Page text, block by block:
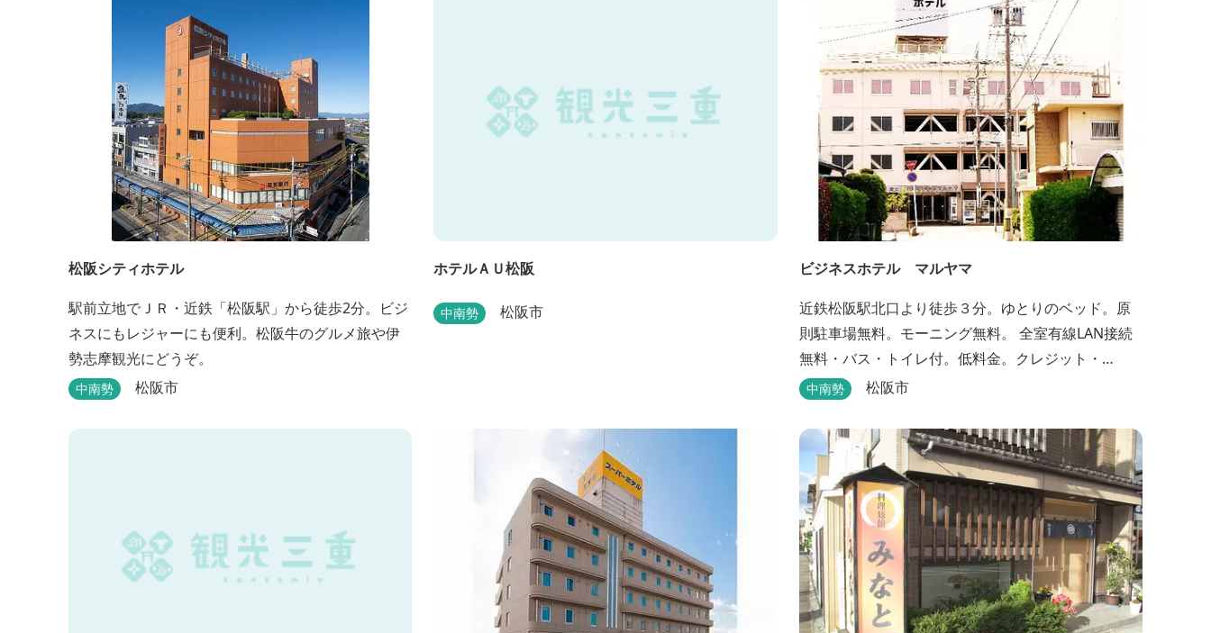
ルカムドリンクサービス（18:00～20:00）
松阪シティホテル
駅前立地でＪＲ・近鉄「松阪駅」から徒歩2分。ビジ
ネスにもレジャーにも便利。松阪牛のグルメ旅や伊
勢志摩観光にどうぞ。
中南勢 松阪市
ホテルＡＵ松阪
中南勢 松阪市
ビジネスホテル マルヤマ
近鉄松阪駅北口より徒歩３分。ゆとりのベッド。原
則駐車場無料。モーニング無料。 全室有線LAN接続
無料・バス・トイレ付。低料金。クレジット・
PayPay支払い可。
中南勢 松阪市